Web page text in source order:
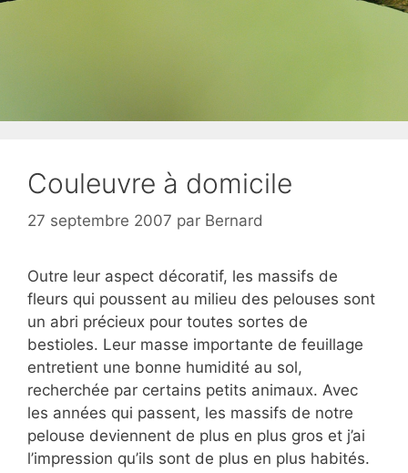
Couleuvre à domicile
27 septembre 2007 par Bernard
Outre leur aspect décoratif, les massifs de
fleurs qui poussent au milieu des pelouses sont
un abri précieux pour toutes sortes de
bestioles. Leur masse importante de feuillage
entretient une bonne humidité au sol,
recherchée par certains petits animaux. Avec
les années qui passent, les massifs de notre
pelouse deviennent de plus en plus gros et j’ai
l’impression qu’ils sont de plus en plus habités.